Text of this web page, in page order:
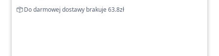
Do darmowej dostawy brakuje 63.8zł